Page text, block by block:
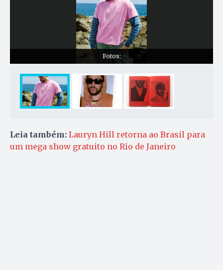
Fotos:
Leia também: Lauryn Hill retorna ao Brasil para
um mega show gratuito no Rio de Janeiro